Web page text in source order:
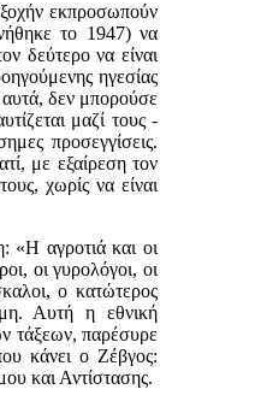
εκπροσωπούν
το 1947) να
δεύτερο να είναι
ηγεσίας
αυτά, δεν μπορούσε
μαζί τους -
προσεγγίσεις.
με εξαίρεση τον
χωρίς να είναι
«Η αγροτιά και οι
οι γυρολόγοι, οι
ο κατώ­τερος
Αυτή η εθνική
τάξεων, παρέσυρε
κάνει ο Ζέβγος:
και Αντίστασης.